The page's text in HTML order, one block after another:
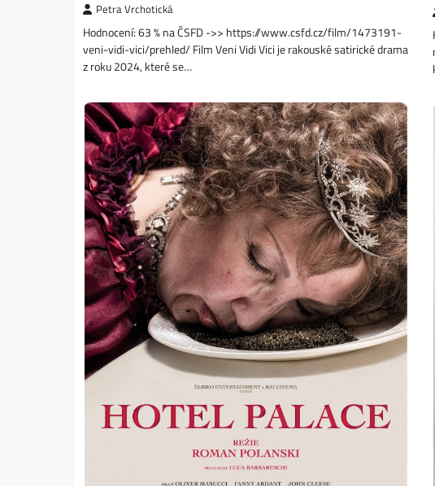
Petra Vrchotická
Hodnocení: 63 % na ČSFD ->> https://www.csfd.cz/film/1473191-
veni-vidi-vici/prehled/ Film Veni Vidi Vici je rakouské satirické drama
z roku 2024, které se…